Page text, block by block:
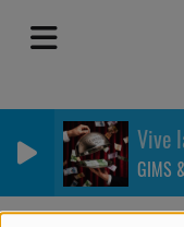
Vive
GIMS